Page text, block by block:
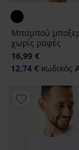
Μπαμπού
χωρίς ραφές
16,99 €
12,74 € κωδικός